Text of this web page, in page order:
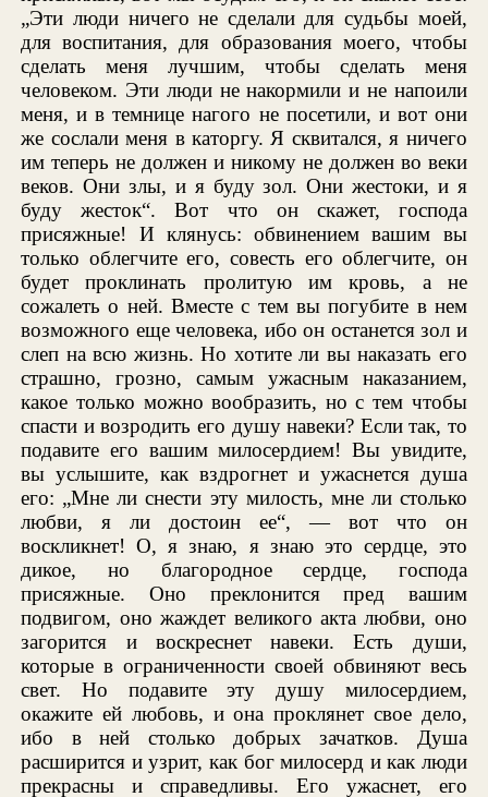
„Эти люди ничего не сделали для судьбы моей,
для воспитания, для образования моего, чтобы
сделать меня лучшим, чтобы сделать меня
человеком. Эти люди не накормили и не напоили
меня, и в темнице нагого не посетили, и вот они
же сослали меня в каторгу. Я сквитался, я ничего
им теперь не должен и никому не должен во веки
веков. Они злы, и я буду зол. Они жестоки, и я
буду жесток“. Вот что он скажет, господа
присяжные! И клянусь: обвинением вашим вы
только облегчите его, совесть его облегчите, он
будет проклинать пролитую им кровь, а не
сожалеть о ней. Вместе с тем вы погубите в нем
возможного еще человека, ибо он останется зол и
слеп на всю жизнь. Но хотите ли вы наказать его
страшно, грозно, самым ужасным наказанием,
какое только можно вообразить, но с тем чтобы
спасти и возродить его душу навеки? Если так, то
подавите его вашим милосердием! Вы увидите,
вы услышите, как вздрогнет и ужаснется душа
его: „Мне ли снести эту милость, мне ли столько
любви, я ли достоин ее“, — вот что он
воскликнет! О, я знаю, я знаю это сердце, это
дикое, но благородное сердце, господа
присяжные. Оно преклонится пред вашим
подвигом, оно жаждет великого акта любви, оно
загорится и воскреснет навеки. Есть души,
которые в ограниченности своей обвиняют весь
свет. Но подавите эту душу милосердием,
окажите ей любовь, и она проклянет свое дело,
ибо в ней столько добрых зачатков. Душа
расширится и узрит, как бог милосерд и как люди
прекрасны и справедливы. Его ужаснет, его